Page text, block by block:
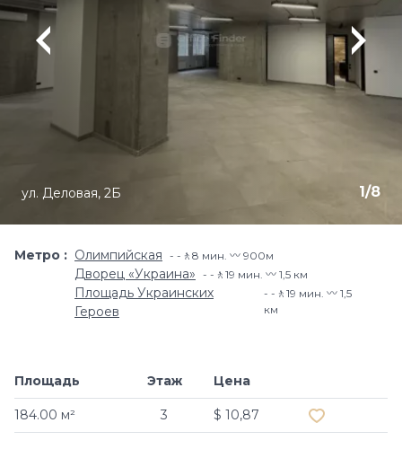
1/8
ул. Деловая, 2Б
Метро Олимпийская -🚶8 мин. 〰️ 900м
Дворец «Украина» -🚶19 мин. 〰️ 1,5 км
Площадь Украинских
Героев
-🚶19 мин. 〰️ 1,5
км
Площадь
184.00 м²
Этаж
3
Цена
$ 10,87